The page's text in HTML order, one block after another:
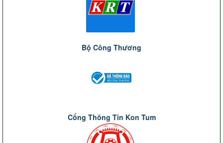
Bộ Công Thương
Cổng Thông Tin Kon Tum